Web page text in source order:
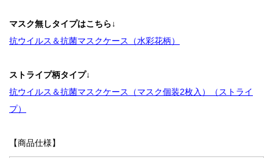
マスク無しタイプはこちら↓
抗ウイルス＆抗菌マスクケース（水彩花柄）
ストライプ柄タイプ↓
抗ウイルス＆抗菌マスクケース（マスク個装2枚入）（ストライ
プ）
【商品仕様】